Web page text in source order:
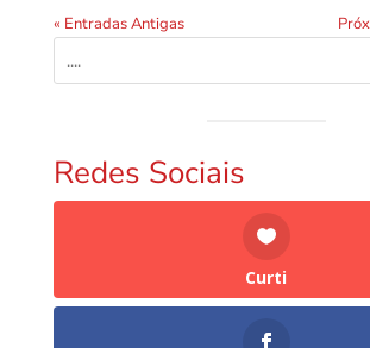
« Entradas Antigas
Redes Sociais
Curti